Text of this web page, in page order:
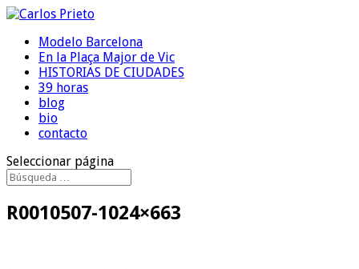
Modelo Barcelona
En la Plaça Major de Vic
HISTORIAS DE CIUDADES
39 horas
blog
bio
contacto
Seleccionar página
R0010507-1024×663